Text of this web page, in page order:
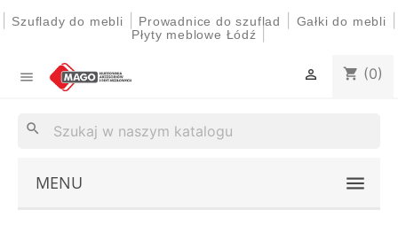
Szuflady do mebli Prowadnice do szuflad Gałki do mebli
Płyty meblowe Łódź
 shopping_cart (0)

search
MENU